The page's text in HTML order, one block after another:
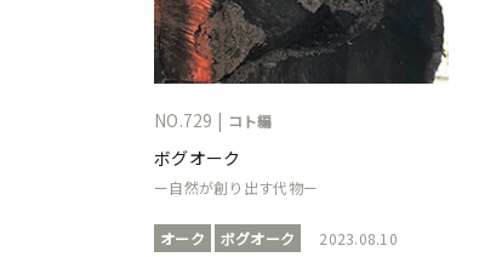
NO.729 | コト編
ボグオーク
ー自然が創り出す代物ー
オーク ボグオーク 2023.08.10